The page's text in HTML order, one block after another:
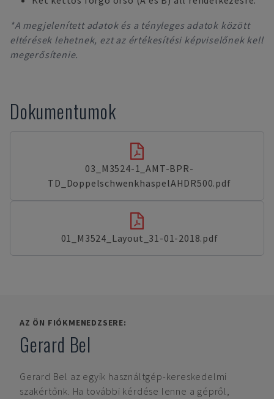
*A megjelenített adatok és a tényleges adatok között
eltérések lehetnek, ezt az értékesítési képviselőnek kell
megerősítenie.
Dokumentumok
03_M3524-1_AMT-BPR-
TD_DoppelschwenkhaspelAHDR500.pdf
01_M3524_Layout_31-01-2018.pdf
AZ ÖN FIÓKMENEDZSERE:
Gerard Bel
Gerard Bel az egyik használtgép-kereskedelmi
szakértőnk. Ha további kérdése lenne a gépről,